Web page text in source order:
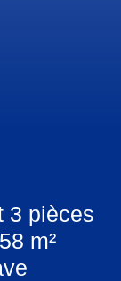
3 pièces
m²